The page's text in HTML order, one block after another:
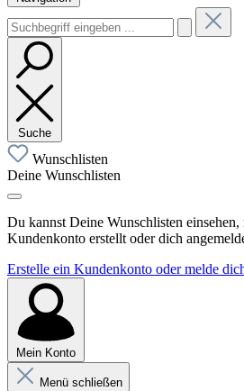
Suche
Wunschlisten
Deine Wunschlisten
Du kannst Deine Wunschlisten
Kundenkonto erstellt oder dich
Erstelle ein Kundenkonto oder melde
Mein Konto
Menü schließen